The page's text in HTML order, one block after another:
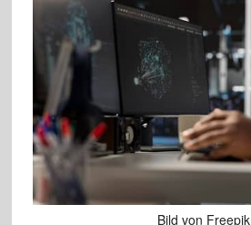
Bild von Freepik